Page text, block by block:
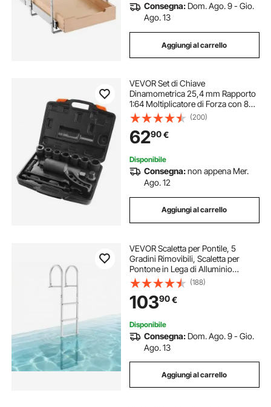
Consegna: Dom. Ago. 9 - Gio.
Ago. 13
Aggiungi al carrello
VEVOR Set di Chiave
Dinamometrica 25,4 mm Rapporto
1:64 Moltiplicatore di Forza con 8
Bussole, Set Moltiplicatore di Forza
Svita Bulloni per la Rimozione dei
Dadi per Riparazione Auto Officina
Garage
(200)
6290€
Disponibile
Consegna:non appena Mer.
Ago. 12
Aggiungi al carrello
VEVOR Scaletta per Pontile, 5
Gradini Rimovibili, Scaletta per
Pontone in Lega di Alluminio
Portata 500 libbre 226 kg, Scaletta
Antiscivolo Gradino 78 mm Scala
per Imbarco Barca, Lago, Piscina,
Stagno
(188)
10390€
Disponibile
Consegna: Dom. Ago. 9 - Gio.
Ago. 13
Aggiungi al carrello